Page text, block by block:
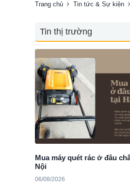
Trang chủ Tin tức & Sự kiện
Tin thị trường
Mua máy quét rác ở đâu
Nội
06/08/2026